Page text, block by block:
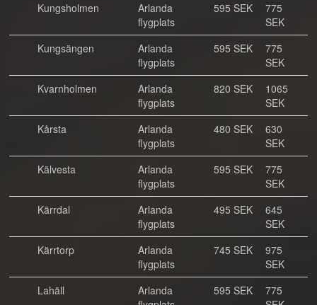
Kungsholmen
Arlanda
flygplats
595 SEK
775
SEK
Kungsängen
Arlanda
flygplats
595 SEK
775
SEK
Kvarnholmen
Arlanda
flygplats
820 SEK
1065
SEK
Kårsta
Arlanda
flygplats
480 SEK
630
SEK
Kälvesta
Arlanda
flygplats
595 SEK
775
SEK
Kärrdal
Arlanda
flygplats
495 SEK
645
SEK
Kärrtorp
Arlanda
flygplats
745 SEK
975
SEK
Lahäll
Arlanda
595 SEK
775